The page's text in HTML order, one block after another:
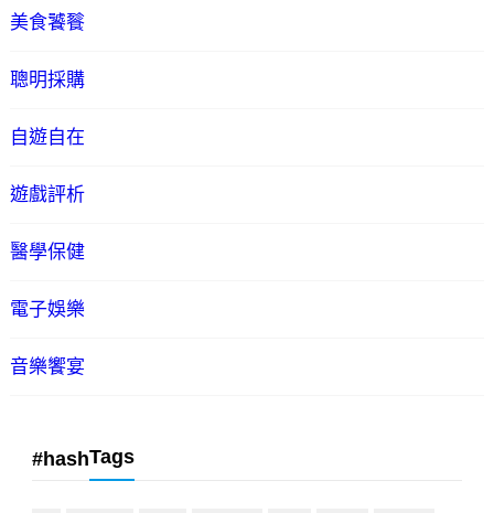
美食饕餮
聰明採購
自遊自在
遊戲評析
醫學保健
電子娛樂
音樂饗宴
#hashTags